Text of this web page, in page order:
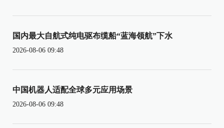
国内最大自航式纯电驱布缆船“蓝海领航”下水
2026-08-06 09:48
中国机器人适配全球多元应用场景
2026-08-06 09:48